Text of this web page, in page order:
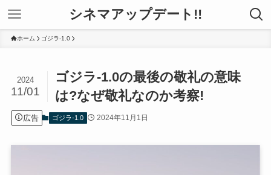
シネマアップデート!!
ホーム ゴジラ-1.0
ゴジラ-1.0の最後の敬礼の意味
は?なぜ敬礼なのか考察!
2024
11/01
広告 ゴジラ-1.0 2024年11月1日